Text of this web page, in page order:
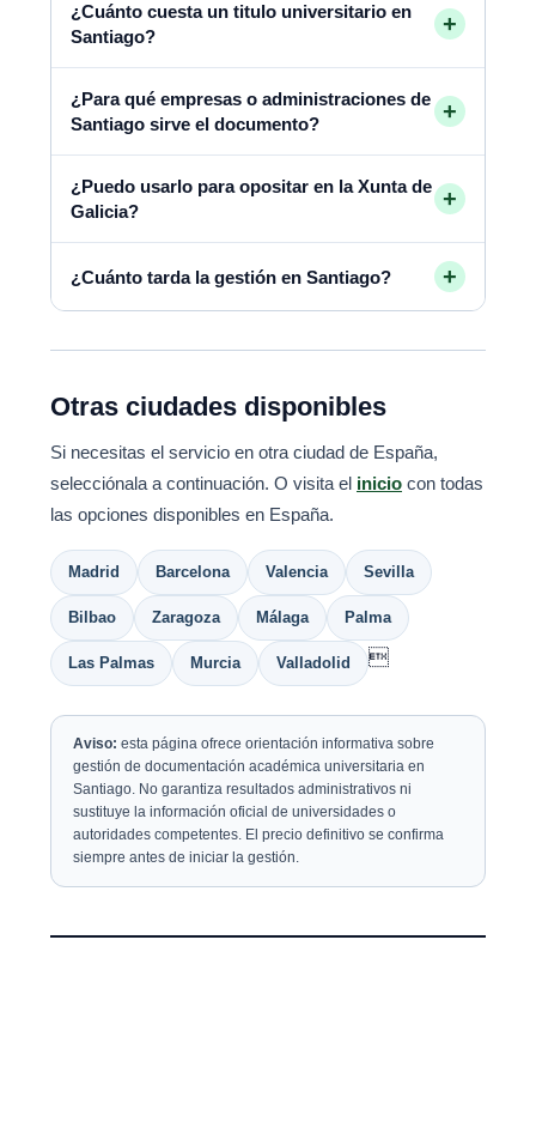
¿Cuánto cuesta un titulo universitario en
Santiago?
+
¿Para qué empresas o administraciones de
Santiago sirve el documento?
+
¿Puedo usarlo para opositar en la Xunta de
Galicia?
+
¿Cuánto tarda la gestión en Santiago? +
Otras ciudades disponibles
Si necesitas el servicio en otra ciudad de España,
selecciónala a continuación. O visita el inicio con todas
las opciones disponibles en España.
Madrid Barcelona Valencia Sevilla
Bilbao Zaragoza Málaga Palma
Las Palmas Murcia Valladolid 
Aviso: esta página ofrece orientación informativa sobre
gestión de documentación académica universitaria en
Santiago. No garantiza resultados administrativos ni
sustituye la información oficial de universidades o
autoridades competentes. El precio definitivo se confirma
siempre antes de iniciar la gestión.